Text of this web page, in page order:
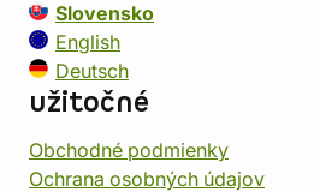
Slovensko
English
Deutsch
užitočné
Obchodné podmienky
Ochrana osobných údajov